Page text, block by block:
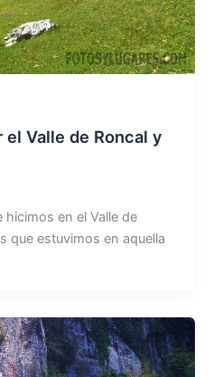
el Valle de Roncal y
en el Valle de
que estuvimos en aquella